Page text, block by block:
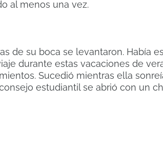
al menos una vez.
de su boca se levantaron. Había
durante estas vacaciones de
Sucedió mientras ella
estudiantil se abrió con un